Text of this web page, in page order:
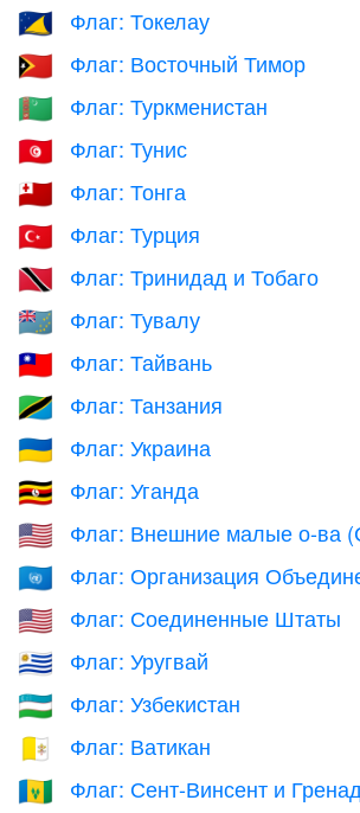
🇹🇰 Флаг: Токелау
🇹🇱 Флаг: Восточный Тимор
🇹🇲 Флаг: Туркменистан
🇹🇳 Флаг: Тунис
🇹🇴 Флаг: Тонга
🇹🇷 Флаг: Турция
🇹🇹 Флаг: Тринидад и Тобаго
🇹🇻 Флаг: Тувалу
🇹🇼 Флаг: Тайвань
🇹🇿 Флаг: Танзания
🇺🇦 Флаг: Украина
🇺🇬 Флаг: Уганда
🇺🇲 Флаг: Внешние малые о-ва
🇺🇳 Флаг: Организация
🇺🇸 Флаг: Соединенные Штаты
🇺🇾 Флаг: Уругвай
🇺🇿 Флаг: Узбекистан
🇻🇦 Флаг: Ватикан
🇻🇨 Флаг: Сент-Винсент и